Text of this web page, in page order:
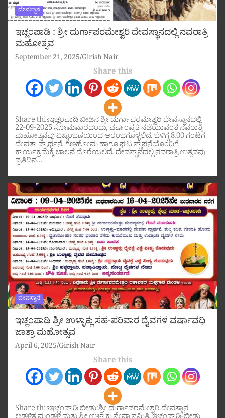
ದೇವಸ್ಥಾನ
ಇಚ್ಲಂಪಾಡಿ : ಶ್ರೀ ದುರ್ಗಾಪರಮೇಶ್ವರಿ ದೇವಸ್ಥಾನದಲ್ಲಿ ನವರಾತ್ರಿ
ಮಹೋತ್ಸವ
September 21, 2025 Girish Nair
Share this
Share thisಇಚ್ಲಂಪಾಡಿ ಬೀಡಿನ ಶ್ರೀ ದುರ್ಗಾಪರಮೇಶ್ವರಿ ದೇವಸ್ಥಾನದಲ್ಲಿ
22-09-2025 ಸೋಮವಾರದಂದು, ವರ್ಷಂಪ್ರತಿ ನಡೆಯುವಂತೆ ನವರಾತ್ರಿ
ಮಹೋತ್ಸವವು ವಿಜೃಂಭಣೆಯಿಂದ ಆರಂಭಗೊಳ್ಳಲಿದೆ. ಬೆಳಿಗ್ಗೆ 8.00 ಗಂಟೆಗೆ
ದೇವತಾ ಪ್ರಾರ್ಥನೆ, ಗಣಹೋಮ ಹಾಗೂ ಘಟ ಸ್ಥಾಪನೆಯೊಂದಿಗೆ
ಕಾರ್ಯಕ್ರಮಕ್ಕೆ ಚಾಲನೆ ದೊರೆಯಲಿದೆ. ದೇವಸ್ಥಾನದಲ್ಲಿ ನವರಾತ್ರಿ ಉತ್ಸವವು
ಪ್ರತಿದಿನ…
ದೇವಸ್ಥಾನ
ಇಚ್ಲಂಪಾಡಿ ಶ್ರೀ ಉಳ್ಳಾಕ್ಲು ಸಹ-ಪರಿವಾರ ದೈವಗಳ ವರ್ಷಾವಧಿ
ಜಾತ್ರಾ ಮಹೋತ್ಸವ
April 6, 2025 Girish Nair
Share this
Share thisಇಚ್ಲಂಪಾಡಿ ಬೀಡು:ಶ್ರೀ ದುರ್ಗಾಪರಮೇಶ್ವರಿ ದೇವಸ್ಥಾನ